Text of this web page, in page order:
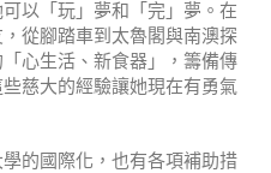
以「玩」夢和「完」夢。在
從腳踏車到太魯閣與南澳探
心生活、新食器」，籌備傳
慈大的經驗讓她現在有勇氣
的國際化，也有各項補助措